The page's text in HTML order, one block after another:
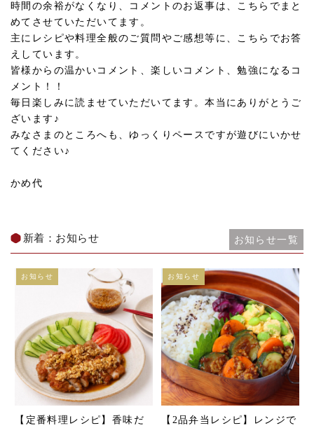
時間の余裕がなくなり、コメントのお返事は、こちらでまと
めてさせていただいてます。
主にレシピや料理全般のご質問やご感想等に、こちらでお答
えしています。
皆様からの温かいコメント、楽しいコメント、勉強になるコ
メント！！
毎日楽しみに読ませていただいてます。本当にありがとうご
ざいます♪
みなさまのところへも、ゆっくりペースですが遊びにいかせ
てください♪
かめ代
新着：お知らせ お知らせ一覧
【定番料理レシピ】香味だ
お知らせ
【2品弁当レシピ】レンジで
お知らせ